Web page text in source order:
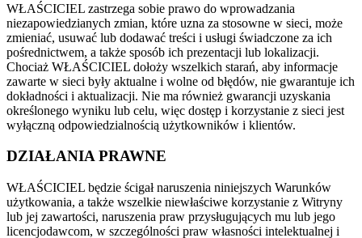
WŁAŚCICIEL zastrzega sobie prawo do wprowadzania
niezapowiedzianych zmian, które uzna za stosowne w sieci, może
zmieniać, usuwać lub dodawać treści i usługi świadczone za ich
pośrednictwem, a także sposób ich prezentacji lub lokalizacji.
Chociaż WŁAŚCICIEL dołoży wszelkich starań, aby informacje
zawarte w sieci były aktualne i wolne od błędów, nie gwarantuje ich
dokładności i aktualizacji. Nie ma również gwarancji uzyskania
określonego wyniku lub celu, więc dostęp i korzystanie z sieci jest
wyłączną odpowiedzialnością użytkowników i klientów.
DZIAŁANIA PRAWNE
WŁAŚCICIEL będzie ścigał naruszenia niniejszych Warunków
użytkowania, a także wszelkie niewłaściwe korzystanie z Witryny
lub jej zawartości, naruszenia praw przysługujących mu lub jego
licencjodawcom, w szczególności praw własności intelektualnej i